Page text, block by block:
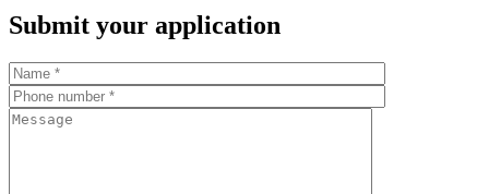
Submit your application